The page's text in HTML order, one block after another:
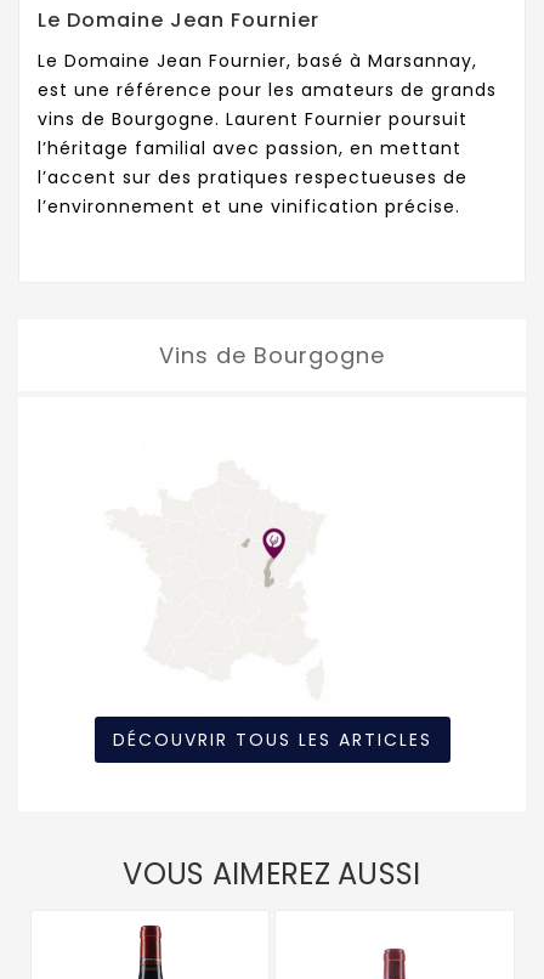
Le Domaine Jean Fournier
Le Domaine Jean Fournier, basé à Marsannay,
est une référence pour les amateurs de grands
vins de Bourgogne. Laurent Fournier poursuit
l’héritage familial avec passion, en mettant
l’accent sur des pratiques respectueuses de
l’environnement et une vinification précise.
Vins de Bourgogne
DÉCOUVRIR TOUS LES ARTICLES
VOUS AIMEREZ AUSSI